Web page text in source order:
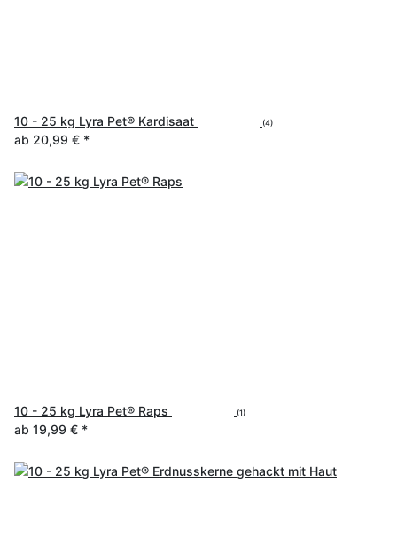
10 - 25 kg Lyra Pet® Kardisaat (4)
ab 20,99 € *
10 - 25 kg Lyra Pet® Raps (1)
ab 19,99 € *